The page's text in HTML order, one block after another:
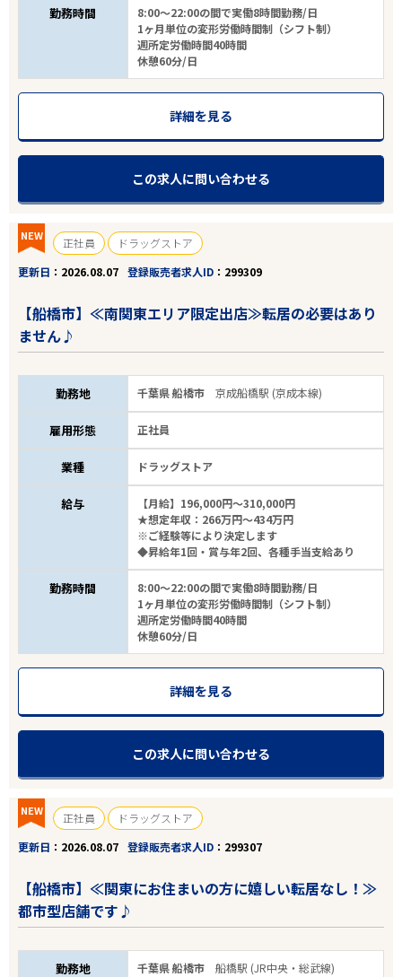
勤務時間
8:00～22:00の間で実働8時間勤務/日
1ヶ月単位の変形労働時間制（シフト制）
週所定労働時間40時間
休憩60分/日
詳細を見る
この求人に問い合わせる
NEW 正社員
ドラッグストア
更新日
2026.08.07 登録販売者求人ID 299309
【船橋市】≪南関東エリア限定出店≫転居の必要はあり
ません♪
勤務地 千葉県 船橋市京成船橋駅 (京成本線)
雇用形態 正社員
業種 ドラッグストア
給与
【月給】196,000円～310,000円
★想定年収：266万円～434万円
※ご経験等により決定します
◆昇給年1回・賞与年2回、各種手当支給あり
勤務時間
8:00～22:00の間で実働8時間勤務/日
1ヶ月単位の変形労働時間制（シフト制）
週所定労働時間40時間
休憩60分/日
詳細を見る
この求人に問い合わせる
NEW 正社員
ドラッグストア
更新日
2026.08.07 登録販売者求人ID 299307
【船橋市】≪関東にお住まいの方に嬉しい転居なし！≫
都市型店舗です♪
勤務地 千葉県 船橋市船橋駅 (JR中央・総武線)